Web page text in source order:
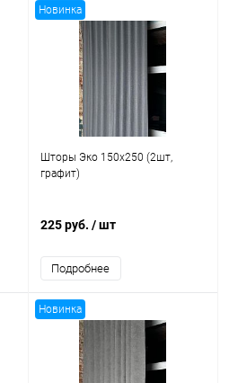
Новинка
Шторы Эко 150x250 (2шт,
графит)
225 руб. / шт
Подробнее
Новинка